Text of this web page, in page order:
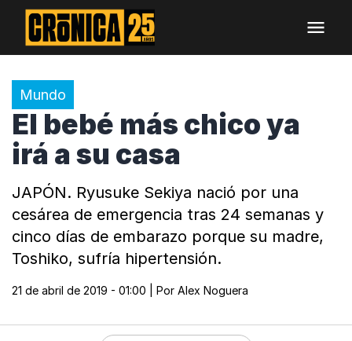
Mundo
El bebé más chico ya
irá a su casa
JAPÓN. Ryusuke Sekiya nació por una
cesárea de emergencia tras 24 semanas y
cinco días de embarazo porque su madre,
Toshiko, sufría hipertensión.
21 de abril de 2019 - 01:00 | Por Alex Noguera